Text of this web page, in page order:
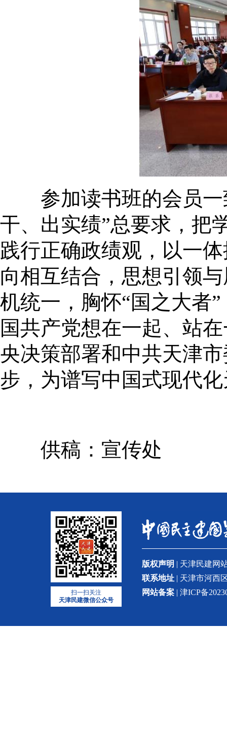
参加读书班的会员一
干、出实绩”总要求，把
践行正确政绩观，以一
向相互结合，思想引领
机统一，胸怀“国之大者
国共产党想在一起、站
央决策部署和中共天津
步，为谱写中国式现代
供稿：宣传处
扫一扫关注
天津民建微信公众号
版权声明 | 天津民建网
联系地址 | 天津市河西
网站备案 | 津ICP备